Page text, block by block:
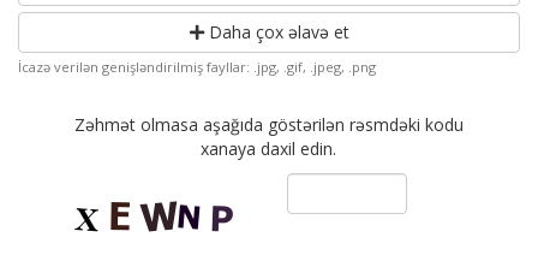
Daha çox əlavə et
İcazə verilən genişləndirilmiş fayllar: .jpg, .gif, .jpeg, .png
Zəhmət olmasa aşağıda göstərilən rəsmdəki kodu
xanaya daxil edin.